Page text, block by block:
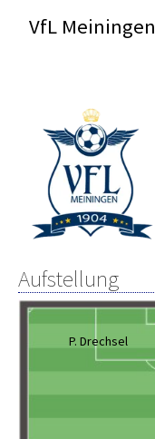
VfL Meiningen
Aufstellung
P. Drechsel